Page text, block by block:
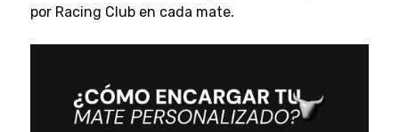
por Racing Club en cada mate.